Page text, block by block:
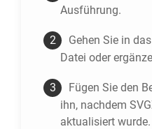
Ausführung.
Gehen Sie in
Datei oder
Fügen Sie den
ihn, nachdem
aktualisiert wurde.